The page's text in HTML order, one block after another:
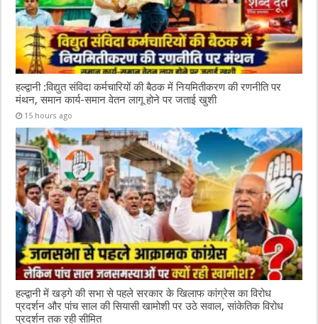
हल्द्वानी :विद्युत संविदा कर्मचारियों की बैठक में नियमितीकरण की रणनीति पर
मंथन, समान कार्य-समान वेतन लागू होने पर जताई खुशी
15 hours ago
हल्द्वानी में खड़गे की सभा से पहले सरकार के खिलाफ कांग्रेस का विरोध
प्रदर्शन और पांच साल की सियासी खामोशी पर उठे सवाल, सांकेतिक विरोध
प्रदर्शन तक रही सीमित